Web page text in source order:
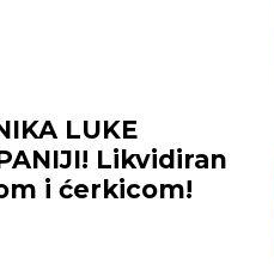
LUKE
Likvidiran
i ćerkicom!